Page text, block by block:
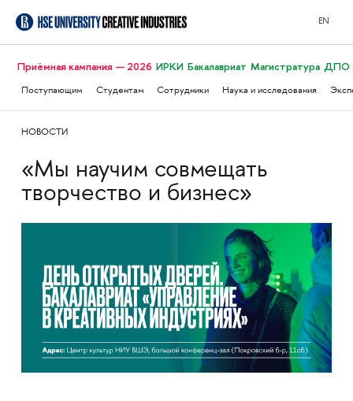
EN
Приёмная кампания — 2026 ИРКИ Бакалавриат Магистратура ДПО
Поступающим Студентам Сотрудники Наука и исследования
НОВОСТИ
«Мы научим совмещать
творчество и бизнес»